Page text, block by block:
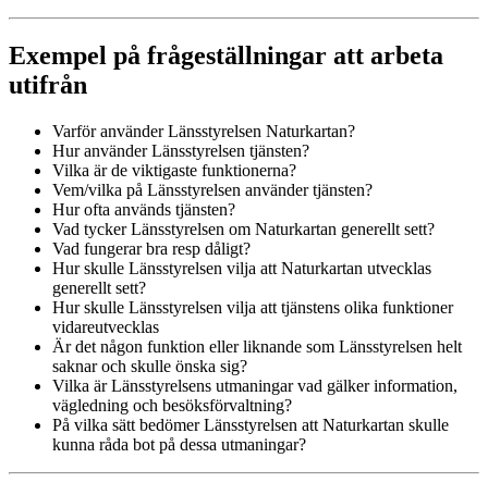
Exempel på frågeställningar att arbeta
utifrån
Varför använder Länsstyrelsen Naturkartan?
Hur använder Länsstyrelsen tjänsten?
Vilka är de viktigaste funktionerna?
Vem/vilka på Länsstyrelsen använder tjänsten?
Hur ofta används tjänsten?
Vad tycker Länsstyrelsen om Naturkartan generellt sett?
Vad fungerar bra resp dåligt?
Hur skulle Länsstyrelsen vilja att Naturkartan utvecklas
generellt sett?
Hur skulle Länsstyrelsen vilja att tjänstens olika funktioner
vidareutvecklas
Är det någon funktion eller liknande som Länsstyrelsen helt
saknar och skulle önska sig?
Vilka är Länsstyrelsens utmaningar vad gälker information,
vägledning och besöksförvaltning?
På vilka sätt bedömer Länsstyrelsen att Naturkartan skulle
kunna råda bot på dessa utmaningar?